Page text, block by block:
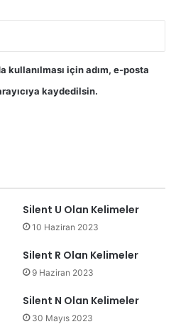
kullanılması için adım, e-posta
kaydedilsin.
Silent U Olan Kelimeler
10 Haziran 2023
Silent R Olan Kelimeler
9 Haziran 2023
Silent N Olan Kelimeler
30 Mayıs 2023